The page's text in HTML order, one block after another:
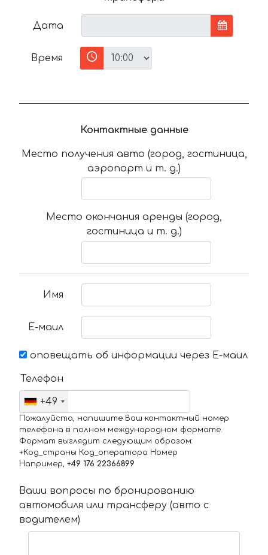
Дата
Время
Контактные данные
Место получения авто (город, гостиница,
аэропорт и т. д.)
Место окончания аренды (город,
гостиница и т. д.)
Имя
Е-маил
оповещать об информации через Е-маил
Телефон
+49
Пожалуйста, напишите Ваш контактный номер
телефона в полном международном формате.
Формат выглядит следующим образом:
+Код_страны Код_оператора Номер
Например, +49 176 22366899
Ваши вопросы по бронированию
автомобиля или трансферу (авто с
водителем)